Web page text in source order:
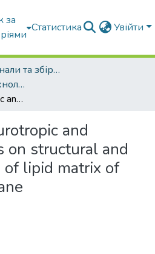
за
Статистика Увійти
Наукові журнали та збірники видань
Тваринництво та технології харчових продуктів
Influence of neurotropic and metabolic drugs on structural and functional state of lipid matrix of the cell membrane
and
on structural and
lipid matrix of